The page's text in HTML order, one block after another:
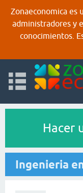
Zonaeconomica es
administradores y
conocimientos.
Hacer
Ingenieria